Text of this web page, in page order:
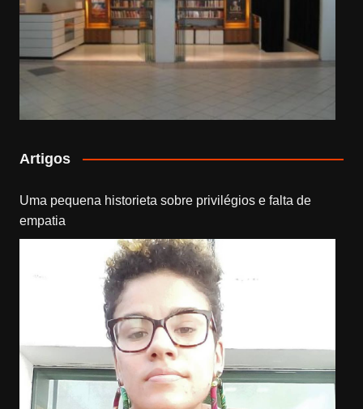
Artigos
Uma pequena historieta sobre privilégios e falta de
empatia